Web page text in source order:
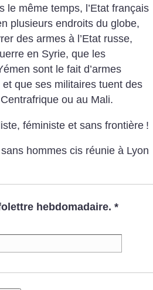
le même temps, l’Etat français
plusieurs endroits du globe,
des armes à l’Etat russe,
en Syrie, que les
sont le fait d’armes
et que ses militaires tuent des
ou au Mali.
féministe et sans frontière !
hommes cis réunie à Lyon
hebdomadaire. *